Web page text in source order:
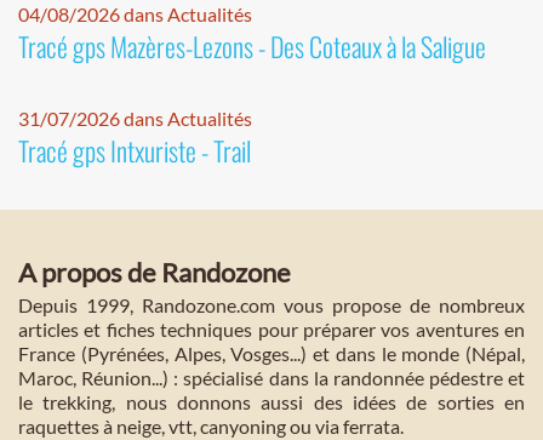
04/08/2026 dans Actualités
Tracé gps Mazères-Lezons - Des Coteaux à la Saligue
31/07/2026 dans Actualités
Tracé gps Intxuriste - Trail
A propos de Randozone
Depuis 1999, Randozone.com vous propose de nombreux
articles et fiches techniques pour préparer vos aventures en
France (Pyrénées, Alpes, Vosges...) et dans le monde (Népal,
Maroc, Réunion...) : spécialisé dans la randonnée pédestre et
le trekking, nous donnons aussi des idées de sorties en
raquettes à neige, vtt, canyoning ou via ferrata.